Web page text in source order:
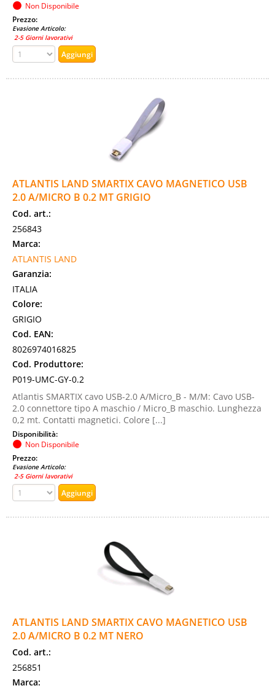
Non Disponibile
Prezzo:
Evasione Articolo:
2-5 Giorni lavorativi
ATLANTIS LAND SMARTIX CAVO MAGNETICO USB
2.0 A/MICRO B 0.2 MT GRIGIO
Cod. art.:
256843
Marca:
ATLANTIS LAND
Garanzia:
ITALIA
Colore:
GRIGIO
Cod. EAN:
8026974016825
Cod. Produttore:
P019-UMC-GY-0.2
Atlantis SMARTIX cavo USB-2.0 A/Micro_B - M/M: Cavo USB-
2.0 connettore tipo A maschio / Micro_B maschio. Lunghezza
0,2 mt. Contatti magnetici. Colore [...]
Disponibilità:
Non Disponibile
Prezzo:
Evasione Articolo:
2-5 Giorni lavorativi
ATLANTIS LAND SMARTIX CAVO MAGNETICO USB
2.0 A/MICRO B 0.2 MT NERO
Cod. art.:
256851
Marca: